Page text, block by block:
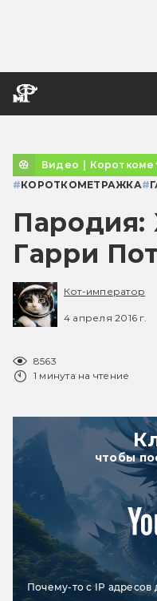
Видео |
#КОРОТКОМЕТРАЖКА#
Пародия:
Гарри
Кот-император
4 апреля 2016 г.
8563
1 минута на чтение
чтобы
Почему-то с IP адресов